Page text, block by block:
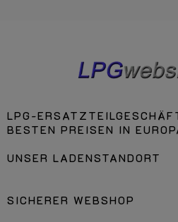
LPG-
BESTEN PREISEN IN
UNSER LADENSTANDORT
SICHERER WEBSHOP